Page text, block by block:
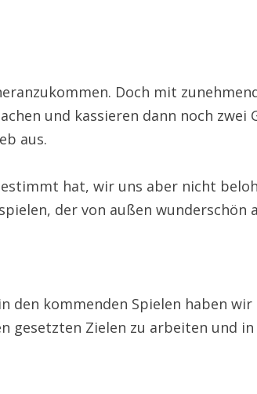
Doch mit
und kassieren dann noch zwei
aus.
hat, wir uns aber nicht
der von außen wunderschön
den kommenden Spielen haben
Zielen zu arbeiten und